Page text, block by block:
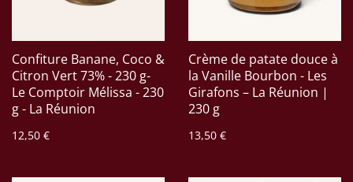
Confiture Banane, Coco &
Citron Vert 73% - 230 g-
Le Comptoir Mélissa - 230
g - La Réunion
12,50 €
Crème de patate douce à
la Vanille Bourbon - Les
Girafons – La Réunion |
230 g
13,50 €